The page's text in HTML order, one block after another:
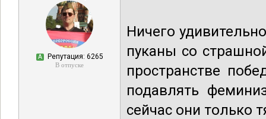
А Репутация: 6265
В отпуске
Ничего
пуканы со
пространстве
подавлять
сейчас они только